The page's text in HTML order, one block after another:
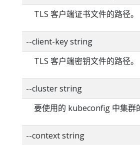
TLS 客户端证书文件的路径。
--client-key string
TLS 客户端密钥文件的路径。
--cluster string
要使用的 kubeconfig 中集群
--context string